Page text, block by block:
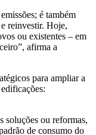
é também
reinvestir. Hoje,
ou existentes – em
afirma a
para ampliar a
soluções ou reformas,
de consumo do